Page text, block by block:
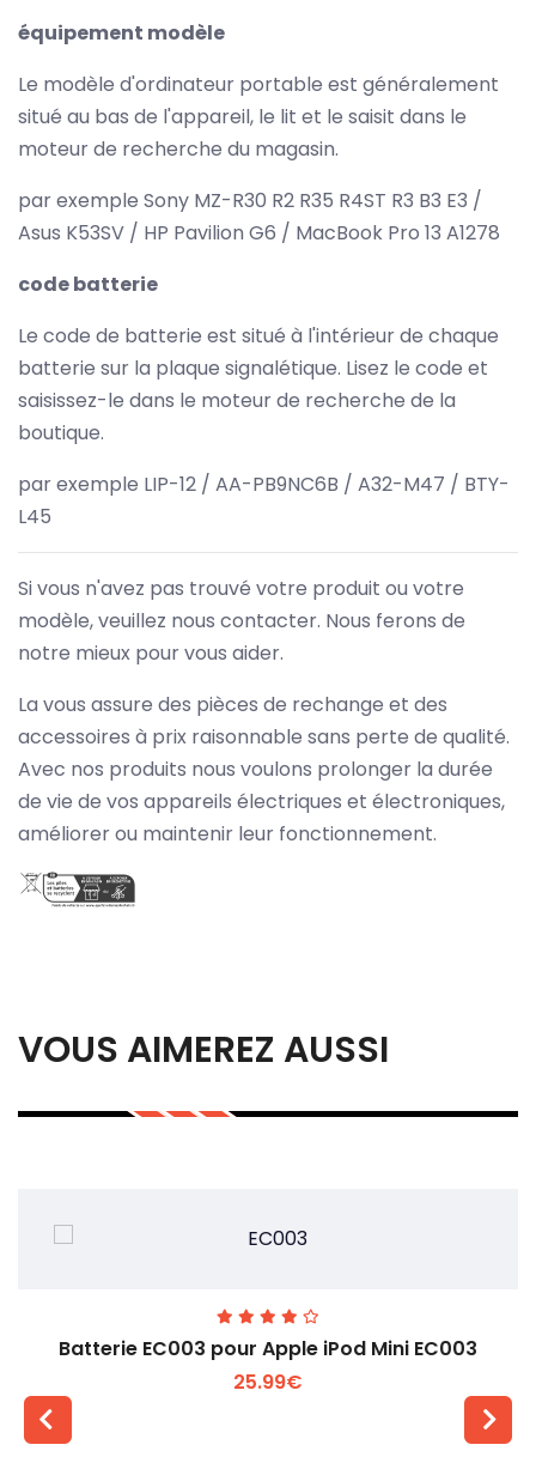
équipement modèle
Le modèle d'ordinateur portable est généralement
situé au bas de l'appareil, le lit et le saisit dans le
moteur de recherche du magasin.
par exemple Sony MZ-R30 R2 R35 R4ST R3 B3 E3 /
Asus K53SV / HP Pavilion G6 / MacBook Pro 13 A1278
code batterie
Le code de batterie est situé à l'intérieur de chaque
batterie sur la plaque signalétique. Lisez le code et
saisissez-le dans le moteur de recherche de la
boutique.
par exemple LIP-12 / AA-PB9NC6B / A32-M47 / BTY-
L45
Si vous n'avez pas trouvé votre produit ou votre
modèle, veuillez nous contacter. Nous ferons de
notre mieux pour vous aider.
La vous assure des pièces de rechange et des
accessoires à prix raisonnable sans perte de qualité.
Avec nos produits nous voulons prolonger la durée
de vie de vos appareils électriques et électroniques,
améliorer ou maintenir leur fonctionnement.
VOUS AIMEREZ AUSSI
Batterie EC003 pour Apple iPod Mini EC003
25.99€